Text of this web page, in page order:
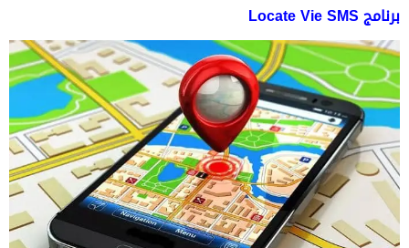
برنامج Locate Vie SMS